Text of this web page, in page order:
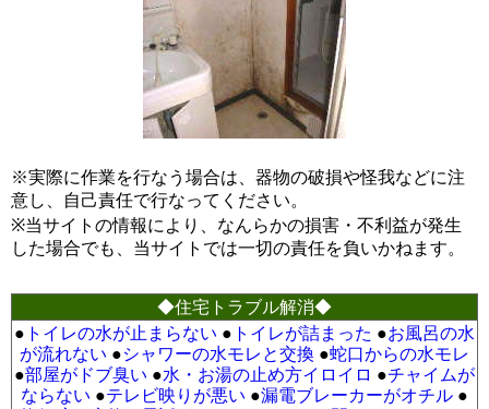
※実際に作業を行なう場合は、器物の破損や怪我などに注
意し、自己責任で行なってください。
※当サイトの情報により、なんらかの損害・不利益が発生
した場合でも、当サイトでは一切の責任を負いかねます。
◆住宅トラブル解消◆
● トイレの水が止まらない ● トイレが詰まった ●お風呂の水
が流れない ●シャワーの水モレと交換 ●蛇口からの水モレ
●部屋がドブ臭い ●水・お湯の止め方イロイロ ●チャイムが
ならない ●テレビ映りが悪い ●漏電ブレーカーがオチル ●